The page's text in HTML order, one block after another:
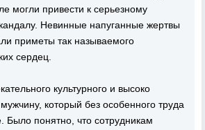
могли привести к серьезному
Невинные напуганные жертвы
приметы так называемого
сердец.
культурного и высоко
который без особенного труда
Было понятно, что сотрудникам